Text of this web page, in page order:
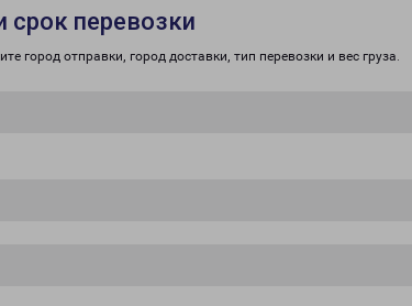
срок перевозки
город отправки, город доставки, тип перевозки и вес груза.